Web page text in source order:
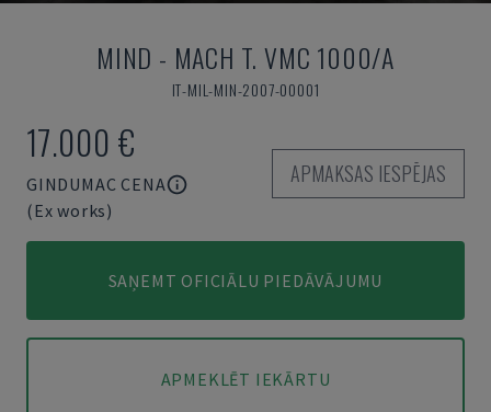
MIND - MACH T. VMC 1000/A
IT-MIL-MIN-2007-00001
17.000 €
GINDUMAC CENA
(Ex works)
APMAKSAS IESPĒJAS
SAŅEMT OFICIĀLU PIEDĀVĀJUMU
APMEKLĒT IEKĀRTU